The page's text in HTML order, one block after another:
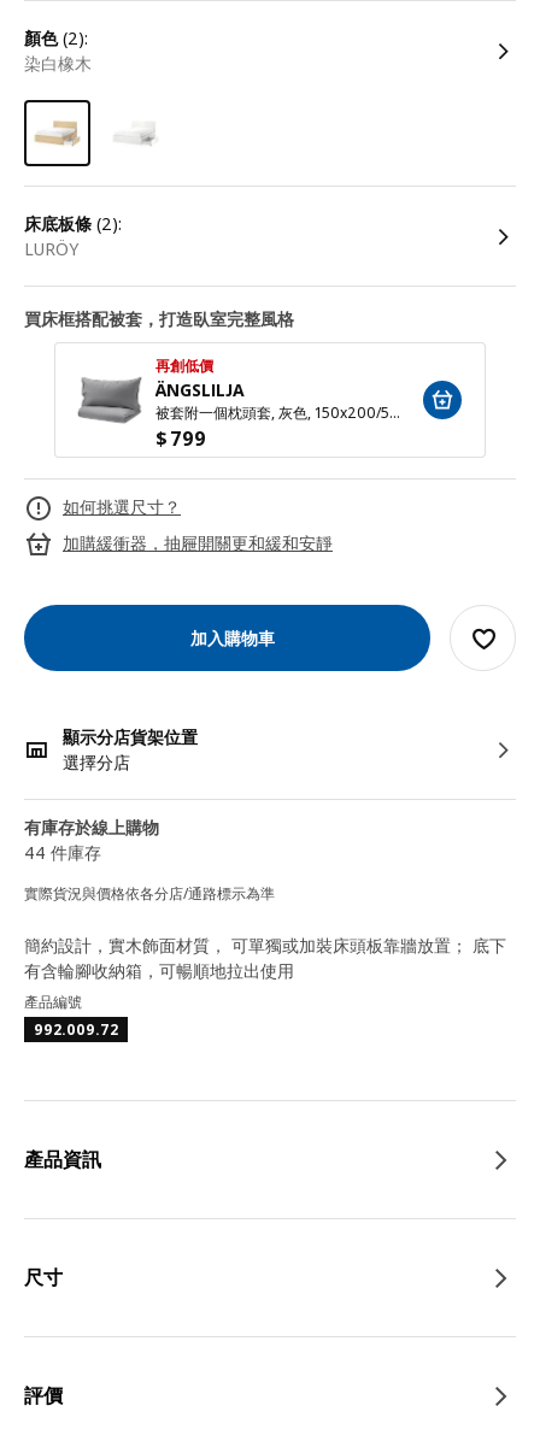
顏色(2):
染白橡木
床底板條 (2):
LURÖY
買床框搭配被套，打造臥室完整風格
再創低價
ÄNGSLILJA
被套附一個枕頭套, 灰色, 150x200/50x80 公分
$799
如何挑選尺寸？
加購緩衝器，抽屜開關更和緩和安靜
加入購物車
顯示分店貨架位置
選擇分店
有庫存於線上購物
44 件庫存
實際貨況與價格依各分店/通路標示為準
簡約設計，實木飾面材質， 可單獨或加裝床頭板靠牆放置； 底下
有含輪腳收納箱，可暢順地拉出使用
產品編號
992.009.72
產品資訊
尺寸
評價